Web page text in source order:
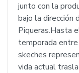
junto con la
bajo la dirección
Piqueras.Hasta
temporada
skeches
vida actual